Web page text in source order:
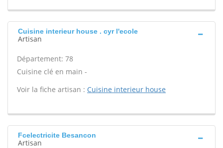
Cuisine interieur house . cyr l'ecole
Artisan
Département: 78
Cuisine clé en main -
Voir la fiche artisan : Cuisine interieur house
Fcelectricite Besancon
Artisan